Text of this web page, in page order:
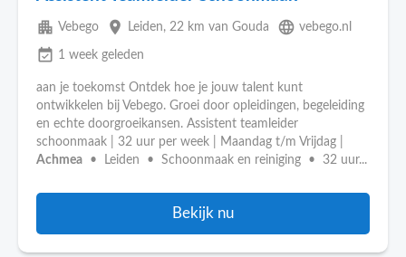
apartment Vebego place Leiden, 22 km van Gouda language vebego.nl
event_available 1 week geleden
aan je toekomst Ontdek hoe je jouw talent kunt
ontwikkelen bij Vebego. Groei door opleidingen, begeleiding
en echte doorgroeikansen. Assistent teamleider
schoonmaak | 32 uur per week | Maandag t/m Vrijdag |
Achmea • Leiden • Schoonmaak en reiniging • 32 uur...
Bekijk nu